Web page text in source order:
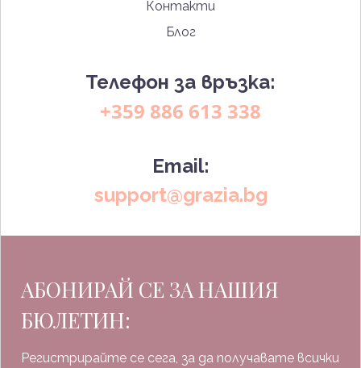
Контакти
Блог
Телефон за връзка:
+359 886 613 338
Email:
support@grazia.bg
АБОНИРАЙ СЕ ЗА НАШИЯ
БЮЛЕТИН:
Регистрирайте се сега, за да получавате всички